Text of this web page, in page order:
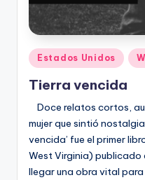
Publicado
en
Estados Unidos
Tierra vencida
Doce relatos cortos,
mujer que sintió
vencida’ fue el primer
West Virginia) publicado
llegar una obra vital